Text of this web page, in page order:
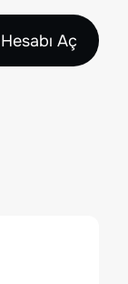
Aç